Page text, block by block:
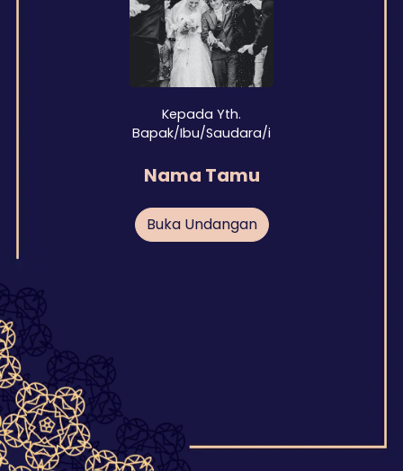
Kepada Yth.
Bapak/Ibu/Saudara/i
Nama Tamu
Buka Undangan